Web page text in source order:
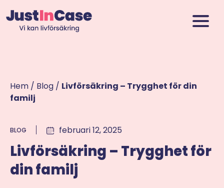
Hem / Blog / Livförsäkring – Trygghet för din
familj
BLOG februari 12, 2025
Livförsäkring – Trygghet för
din familj